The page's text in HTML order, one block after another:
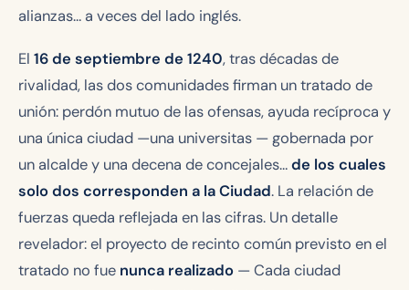
alianzas… a veces del lado inglés.
El 16 de septiembre de 1240, tras décadas de
rivalidad, las dos comunidades firman un tratado de
unión: perdón mutuo de las ofensas, ayuda recíproca y
una única ciudad —una universitas — gobernada por
un alcalde y una decena de concejales…de los cuales
solo dos corresponden a la Ciudad. La relación de
fuerzas queda reflejada en las cifras. Un detalle
revelador: el proyecto de recinto común previsto en el
tratado no fue nunca realizado — Cada ciudad